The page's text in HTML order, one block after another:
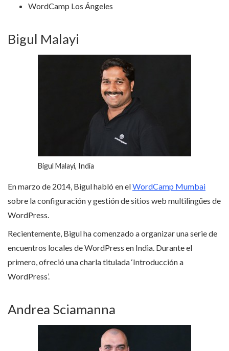
WordCamp Los Ángeles
Bigul Malayi
Bigul Malayi, India
En marzo de 2014, Bigul habló en elWordCamp Mumbai
sobre la configuración y gestión de sitios web multilingües de
WordPress.
Recientemente, Bigul ha comenzado a organizar una serie de
encuentros locales de WordPress en India. Durante el
primero, ofreció una charla titulada ‘Introducción a
WordPress’.
Andrea Sciamanna